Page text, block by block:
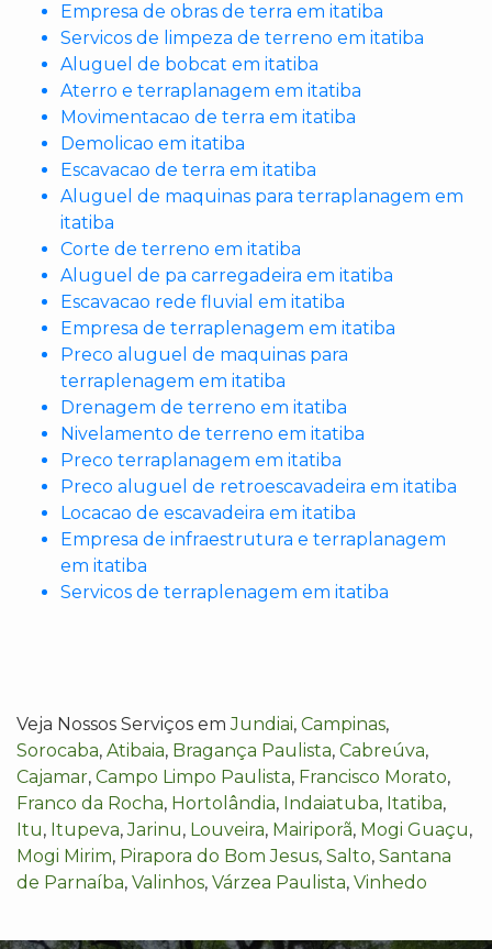
Empresa de obras de terra em itatiba
Servicos de limpeza de terreno em itatiba
Aluguel de bobcat em itatiba
Aterro e terraplanagem em itatiba
Movimentacao de terra em itatiba
Demolicao em itatiba
Escavacao de terra em itatiba
Aluguel de maquinas para terraplanagem em
itatiba
Corte de terreno em itatiba
Aluguel de pa carregadeira em itatiba
Escavacao rede fluvial em itatiba
Empresa de terraplenagem em itatiba
Preco aluguel de maquinas para
terraplenagem em itatiba
Drenagem de terreno em itatiba
Nivelamento de terreno em itatiba
Preco terraplanagem em itatiba
Preco aluguel de retroescavadeira em itatiba
Locacao de escavadeira em itatiba
Empresa de infraestrutura e terraplanagem
em itatiba
Servicos de terraplenagem em itatiba
Veja Nossos Serviços emJundiai, Campinas,
Sorocaba, Atibaia, Bragança Paulista, Cabreúva,
Cajamar, Campo Limpo Paulista, Francisco Morato,
Franco da Rocha, Hortolândia, Indaiatuba, Itatiba,
Itu, Itupeva,Jarinu, Louveira, Mairiporã, Mogi Guaçu,
Mogi Mirim, Pirapora do Bom Jesus, Salto, Santana
de Parnaíba, Valinhos, Várzea Paulista, Vinhedo